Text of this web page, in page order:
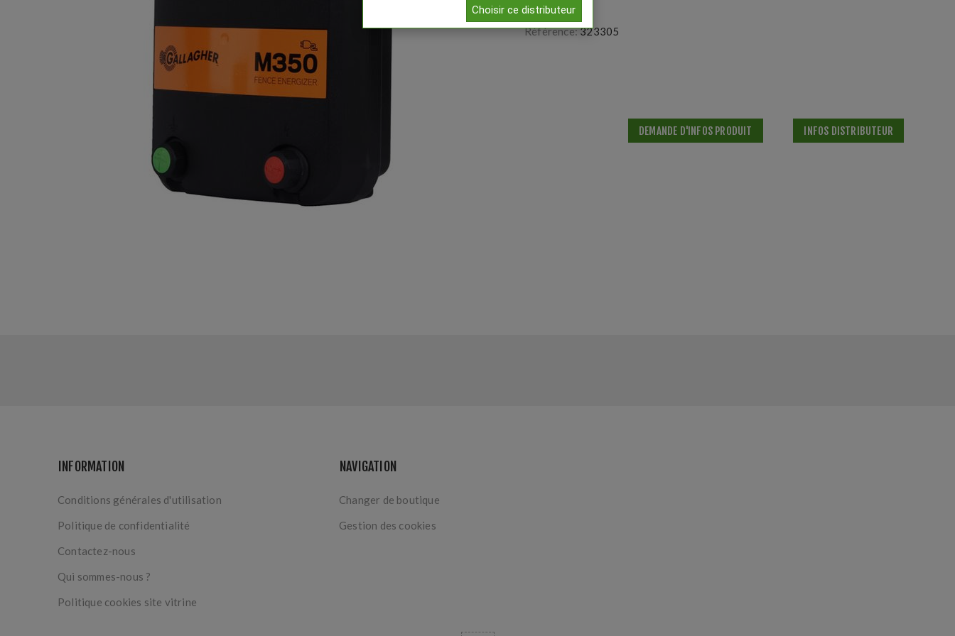
Référence:323305
DEMANDE D'INFOS PRODUIT INFOS DISTRIBUTEUR
INFORMATION
Conditions générales d'utilisation
Politique de confidentialité
Contactez-nous
Qui sommes-nous ?
Politique cookies site vitrine
NAVIGATION
Changer de boutique
Gestion des cookies
Choisir ce distributeur